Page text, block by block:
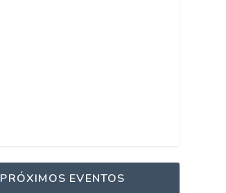
PRÓXIMOS EVENTOS